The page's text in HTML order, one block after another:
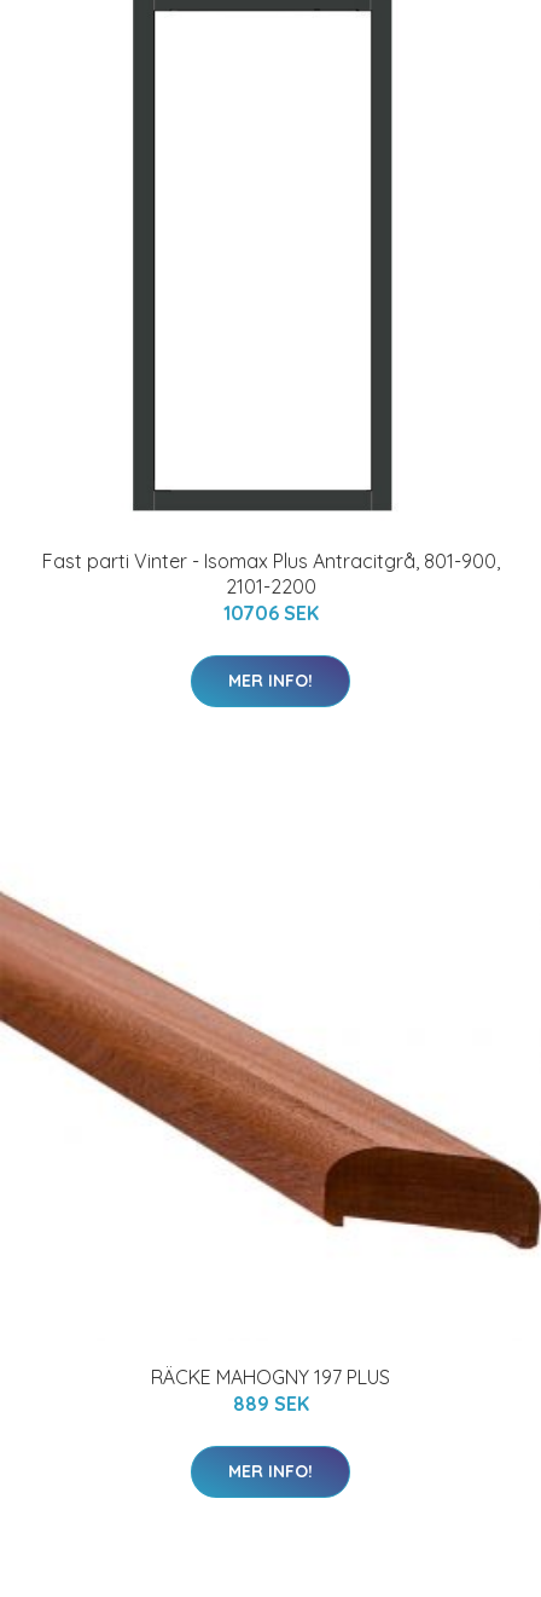
Fast parti Vinter - Isomax Plus Antracitgrå, 801-900,
2101-2200
10706 SEK
MER INFO!
RÄCKE MAHOGNY 197 PLUS
889 SEK
MER INFO!